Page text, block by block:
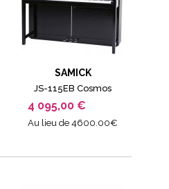
SAMICK
JS-115EB Cosmos
4 095,00 €
Au lieu de 4600.00€